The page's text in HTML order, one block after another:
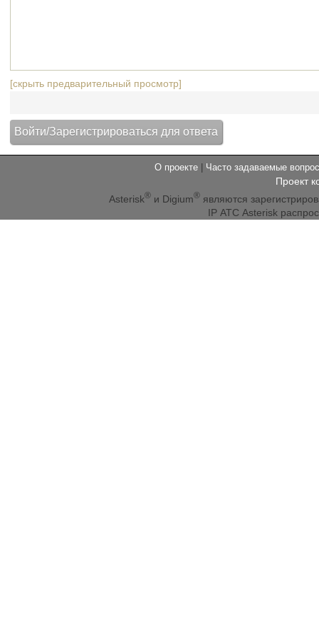
[скрыть предварительный просмотр]
О проекте Часто задаваемые
Проект
Asterisk® и Digium® являются
IP АТС Asterisk